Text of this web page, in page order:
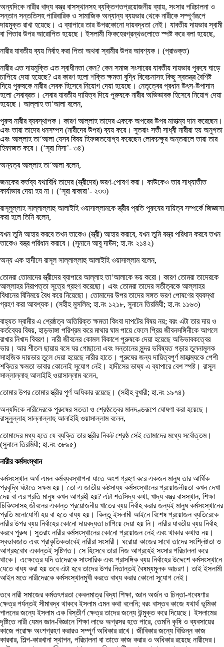
অন্যদিকে নারীর খাদ্য বস্ত্র বাসস্থানসহ ব্যক্তিগতপ্রয়োজনীয় ব্যায়, সংসার পরিচালনা ও
সন্তান সন্ততিসহ পারিবারিক ও সামাজিক অন্যান্য ব্যয়ভার থেকে নারীকে সম্পূর্ণরূপে
দায়মুক্ত রাখা হয়েছে। এ ব্যাপারে তার উপরকোনো দায়বদ্ধতা নেই। যাবতীয় দায়ভার স্বামী
বা পিতার উপর আরোপিত হয়েছে। ইসলামী ফিকহেরগ্রন্থগুলোতে স্পষ্ট করে বলা হয়েছে,
নারীর যাবতীয় ব্যয় নির্বাহ করা পিতা অথবা স্বামীর উপর আবশ্যক। (প্রাগুক্ত)
নারীর এত দায়মুক্তি এত স্বাধীনতা কেন? কেন সমাজ সংসারের যাবতীয় দায়ভার পুরুষে ঘাড়ে
চাপিয়ে দেয়া হয়েছে? এর কারণ হলো শক্তি ক্ষমতা বুদ্ধি বিবেচনাসহ কিছু স্বতন্ত্র বৈশিষ্ট
দিয়ে পুরুষকে নারীর সেবক হিসেবে নিয়োগ দেয়া হয়েছে। নেতৃত্বের প্রধান উৎস-উপাদান
হলো সেবাব্রত। সেবার যাবতীয় দায়িত্ব দিয়ে পুরুষকে নারীর অভিভাবক হিসেবে নিয়োগ দেয়া
হয়েছে। আল্লাহ তা‘আলা বলেন,
পুরুষ নারীর ব্যবস্থাপক। কারণ আল্লাহ তাদের এককে অপরের উপর মাহাত্ম্য দান করেছেন।
এবং তারা তাদের ধনসম্পদ (নারীদের উপর) ব্যয় করে। সুতরাং সতী সাধ্বী নারীরা হয় অনুগতা
এবং আল্লাহ তা‘আলা যেসব বিষয় হিফজতযোগ্য করেছেন লোকচক্ষুর অন্তরালে তারা তার
হিফাজত করে। (‘সূরা নিসা’- ৩৪)
অন্যত্র আল্লাহ তা‘আলা বলেন,
জনকের কর্তব্য যথাবিধি তাদের (স্ত্রীদের) ভরণ-পোষণ করা। কাউকেও তার সাধ্যাতীত
কার্যাভার দেয়া হয় না। (‘সূরা বাকারা’- ২৩৩)
রাসূলুল্লাহ সাল্লাল্লাহু আলাইহি ওয়াসাল্লামকে স্ত্রীর প্রতি পুরুষের দায়িত্ব সম্পর্কে জিজ্ঞাসা
করা হলে তিনি বলেন,
যখন তুমি আহার করবে তখন তাকেও (স্ত্রী) আহার করাবে, যখন তুমি বস্ত্র পরিধান করবে তখন
তাকেও বস্ত্র পরিধান করাবে। (সুনানে আবু দাঊদ; হা.নং ২১৪২)
অন্য এক হাদীসে রাসূল সাল্লাল্লাহু আলাইহি ওয়াসাল্লাম বলেন,
তোমরা তোমাদের স্ত্রীদের ব্যাপারে আল্লাহ তা‘আলাকে ভয় করো। কারণ তোমরা তাদেরকে
আল্লাহর নিরাপত্তা সূত্রে গ্রহণ করেছো। এবং তোমরা তাদের সতীত্বকে আল্লাহর
বিধানের বিনিময়ে বৈধ করে নিয়েছো। তোমাদের উপর তাদের সঙ্গত ভরণ পোষণের ব্যবস্থা
গ্রহণ করা আবশ্যক। (সহীহ মুসলিম; হা.নং ১২১৮, সুনানে তিরমিযী; হা.নং ১১৬৩)
বাহ্যত স্বামীর এ শ্রেষ্ঠত্ব অতিরিক্ত ক্ষমতা কিংবা দাপটের বিষয় নয়; বরং এটা তার দায় ও
কর্তব্যের বিষয়, হাড়ভাঙ্গা পরিশ্রম করে মাথার ঘাম পায়ে ফেলে প্রিয় জীবনসঙ্গিনীকে আগলে
রাখার নিখাদ বিবরণ। নারী জীবনের কোমল বিকাশে পুরুষকে দেয়া হয়েছে অভিভাবকত্বের
ভার। আর শীতল ছায়ায় বসে ঘর গোছানো এবং সন্তানের সুন্দর ভবিষ্যত গড়ার তুলনামূলক
সাহজিক দায়ভার তুলে দেয়া হয়েছে নারীর হাতে। পুরুষের জন্য দায়িত্বপূর্ণ মাহাত্ম্যকে পেশী
শক্তির ক্ষমতা ভাবার কোনোই সুযোগ নেই। হাদীসের ভাষ্য এ ব্যাপারে বেশ স্পষ্ট। রাসূল
সাল্লাল্লাহু আলাইহি ওয়াসাল্লাম বলেন,
তোমার উপর তোমার স্ত্রীর পূর্ণ অধিকার রয়েছে। (সহীহ বুখারী; হা.নং ১৯৭৪)
অন্যদিকে নারীদেরকে পুরুষের সততা ও শ্রেষ্ঠত্বের মানদণ্ডরূপে ঘোষণা করা হয়েছে।
রাসূলুল্লাহ সাল্লাল্লাহু আলাইহি ওয়াসাল্লাম বলেন,
তোমাদের মধ্য হতে যে ব্যক্তি তার স্ত্রীর নিকট শ্রেষ্ঠ সেই তোমাদের মধ্যে সর্বোত্তম।
(সুনানে তিরমিযী; হা.নং ৩৮৯৫)
নারীর কর্মসংস্থান
কর্মসংস্থান অর্থ এমন কর্মব্যবস্থাপনা যাতে অংশ গ্রহণ করে একজন মানুষ তার আর্থিক
প্রবৃদ্ধি ঘটাতে সক্ষম হয়। তো এ জাতীয় কষ্টসাধ্য কর্মসংস্থানের প্রয়োজনীয়তা কখন দেখা
দেয় বা এর প্রতি মানুষ কখন আগ্রহী হয়? এটা শতসিদ্ধ কথা, খাদ্য বস্ত্র বাসস্থান, শিক্ষা
চিকিৎসাসহ জীবনের একান্ত প্রয়োজনীয় খাতের ব্যয় নির্বাহ করার জন্যই মানুষ কর্মসংস্থানের
প্রতি মনোযোগী হয় বা হতে বাধ্য হয়। কিন্তু ইসলামী আইনে বিশেষ প্রয়োজন ব্যতিরেকে
নারীর উপর ব্যয় নির্বাহের কোনো দায়বদ্ধতা চাপিয়ে দেয়া হয় নি। নারীর যাবতীয় ব্যয় নির্বাহ
করবে পুরুষ। সুতরাং নারীর কর্মসংস্থানের কোনো প্রয়োজন নেই এবং থাকার কথাও নয়।
স্বভাবজাত এবং প্রাকৃতিকভাবেই নারীরা সংসারী। ঘরোয়া কাজের সাথে তাদের সংশ্লিষ্টতা ও
আগ্রহবোধ একান্তই সৃষ্টিগত। সে হিসেবে তারা নিজ আগ্রহেই সংসার পরিচালনা করে
থাকে। এক্ষেত্রে যদি তাদেরকে সাংসারিক এবং প্রাসঙ্গিক ব্যয় নির্বাহের উদ্দেশে কর্মসংস্থানে
যেতে বাধ্য করা হয় তবে এটা হবে তাদের উপর নিতান্তই বৈষম্যমূলক আচরণ। তাই ইসলামী
আইন মতে নারীদেরকে কর্মসংস্থানমুখী করতে বাধ্য করার কোনো সুযোগ নেই।
তবে নারী সমাজের কর্মতৎপরতা কেবলমাত্র বিদ্যা শিক্ষা, জ্ঞান অর্জন ও চিন্তা-গবেষণার
ক্ষেত্র পর্যন্তই সীমাবদ্ধ থাকবে ইসলাম এমন কথা বলেনি; বরং বাস্তব কাজে যথার্থ ভূমিকা
পালনের জন্যে ইসলাম এক বিস্তীর্ণ ক্ষেত্র তাদের জন্যে উন্মুক্ত করে দিয়েছে। ইসলামের
দৃষ্টিতে নারী যেমন জ্ঞান-বিজ্ঞানে শিক্ষা লাভে অগ্রসর হতে পারে, তেমনি কৃষি ও ব্যবসায়ের
কাজে পরোক্ষ অংশগ্রহণ করারও সম্পূর্ণ অধিকার রাখে। জীবিকার জন্যে বিভিন্ন কাজ
কারবার, শিল্প-কারখানা স্থাপন, পরিচালনা বা তাতে কাজ করার ও অধিকার রয়েছে নারীদের।